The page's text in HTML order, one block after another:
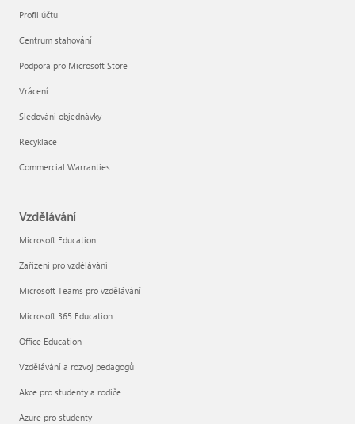
Profil účtu
Centrum stahování
Podpora pro Microsoft Store
Vrácení
Sledování objednávky
Recyklace
Commercial Warranties
Vzdělávání
Microsoft Education
Zařízení pro vzdělávání
Microsoft Teams pro vzdělávání
Microsoft 365 Education
Office Education
Vzdělávání a rozvoj pedagogů
Akce pro studenty a rodiče
Azure pro studenty